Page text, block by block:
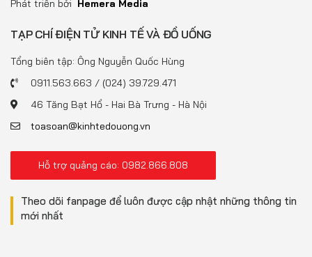
Multimedia
Phát triển bởi Hemera Media
TẠP CHÍ ĐIỆN TỬ KINH TẾ VÀ ĐỒ UỐNG
Tổng biên tập: Ông Nguyễn Quốc Hùng
0911.563.663 / (024) 39.729.471
46 Tăng Bạt Hổ - Hai Bà Trưng - Hà Nội
toasoan@kinhtedouong.vn
Hỗ trợ quảng cáo: 0982.866.808
Theo dõi fanpage để luôn được cập nhật những thông tin
mới nhất